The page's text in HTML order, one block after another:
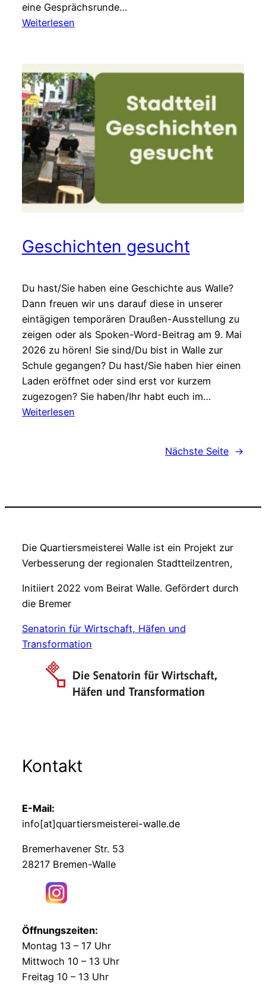
eine Gesprächsrunde…
Weiterlesen:
Gespräche
2026
#1
Geschichten gesucht
Du hast/Sie haben eine Geschichte aus Walle?
Dann freuen wir uns darauf diese in unserer
eintägigen temporären Draußen-Ausstellung zu
zeigen oder als Spoken-Word-Beitrag am 9. Mai
2026 zu hören! Sie sind/Du bist in Walle zur
Schule gegangen? Du hast/Sie haben hier einen
Laden eröffnet oder sind erst vor kurzem
zugezogen? Sie haben/Ihr habt euch im…
Weiterlesen:
Nächste Seite →
Die Quartiersmeisterei Walle ist ein Projekt zur
Verbesserung der regionalen Stadtteilzentren,
Initiiert 2022 vom Beirat Walle. Gefördert durch
die Bremer
Senatorin für Wirtschaft, Häfen und
Transformation
Kontakt
E-Mail:
info[at]quartiersmeisterei-walle.de
Bremerhavener Str. 53
28217 Bremen-Walle
Öffnungszeiten:
Montag 13 – 17 Uhr
Mittwoch 10 – 13 Uhr
Freitag 10 – 13 Uhr